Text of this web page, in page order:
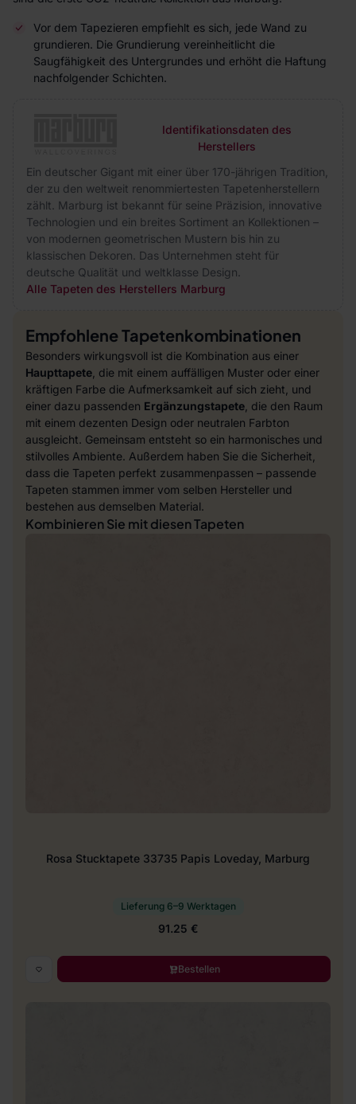
Vor dem Tapezieren empfiehlt es sich, jede Wand zu
grundieren. Die Grundierung vereinheitlicht die
Saugfähigkeit des Untergrundes und erhöht die Haftung
nachfolgender Schichten.
Identifikationsdaten des
Herstellers
Ein deutscher Gigant mit einer über 170-jährigen Tradition,
der zu den weltweit renommiertesten Tapetenherstellern
zählt. Marburg ist bekannt für seine Präzision, innovative
Technologien und ein breites Sortiment an Kollektionen –
von modernen geometrischen Mustern bis hin zu
klassischen Dekoren. Das Unternehmen steht für
deutsche Qualität und weltklasse Design.
Alle Tapeten des Herstellers Marburg
Empfohlene Tapetenkombinationen
Besonders wirkungsvoll ist die Kombination aus einer
Haupttapete , die mit einem auffälligen Muster oder einer
kräftigen Farbe die Aufmerksamkeit auf sich zieht, und
einer dazu passenden Ergänzungstapete , die den Raum
mit einem dezenten Design oder neutralen Farbton
ausgleicht. Gemeinsam entsteht so ein harmonisches und
stilvolles Ambiente. Außerdem haben Sie die Sicherheit,
dass die Tapeten perfekt zusammenpassen – passende
Tapeten stammen immer vom selben Hersteller und
bestehen aus demselben Material.
Kombinieren Sie mit diesen Tapeten
Rosa Stucktapete 33735 Papis Loveday, Marburg
Lieferung 6–9 Werktagen
91.25 €
Bestellen